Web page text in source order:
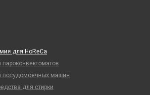
для HoReCa
посудомоечных машин
для стирки